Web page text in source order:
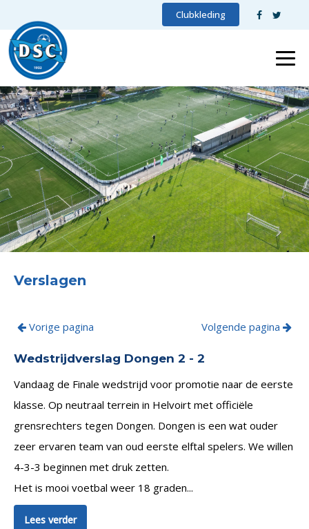
Clubkleding
Verslagen
Vorige pagina Volgende pagina
Wedstrijdverslag Dongen 2 - 2
Vandaag de Finale wedstrijd voor promotie naar de eerste
klasse. Op neutraal terrein in Helvoirt met officiële
grensrechters tegen Dongen. Dongen is een wat ouder
zeer ervaren team van oud eerste elftal spelers. We willen
4-3-3 beginnen met druk zetten.
Het is mooi voetbal weer 18 graden...
Lees verder